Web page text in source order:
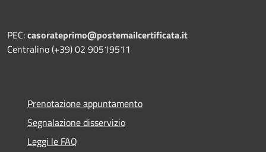
PEC:casorateprimo@postemailcertificata.it
Centralino (+39) 02 90519511
Prenotazione appuntamento
Segnalazione disservizio
Leggi le FAQ